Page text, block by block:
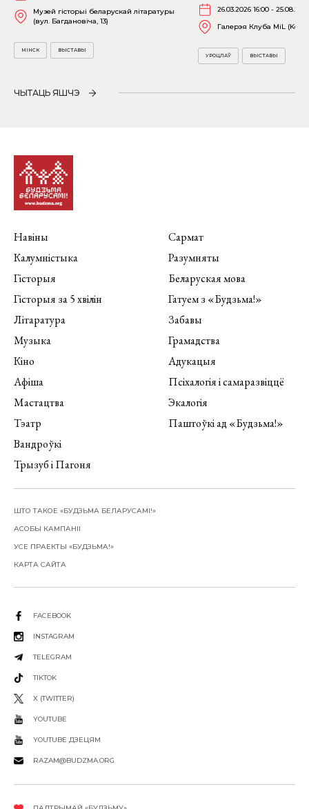
Музей гісторыі беларускай літаратуры
(вул. Багдановіча, 13)
МІНСК ВЫСТАВЫ
26.03.2026 16:00 -
Галерэя Клуба MiL
УРОЦЛАЎ ВЫСТАВЫ
ЧЫТАЦЬ ЯШЧЭ
Навіны
Калумністыка
Гісторыя
Гісторыя за 5 хвілін
Літаратура
Музыка
Кіно
Афіша
Мастацтва
Тэатр
Вандроўкі
Трызуб і Пагоня
Сармат
Разумняты
Беларуская мова
Гатуем з «Будзьма!»
Забавы
Грамадства
Адукацыя
Псіхалогія і самаразвіццё
Экалогія
Паштоўкі ад «Будзьма!»
ШТО ТАКОЕ «БУДЗЬМА БЕЛАРУСАМІ!»
АСОБЫ КАМПАНІІ
УСЕ ПРАЕКТЫ «БУДЗЬМА!»
КАРТА САЙТА
FACEBOOK
INSTAGRAM
TELEGRAM
TIKTOK
X (TWITTER)
YOUTUBE
YOUTUBE ДЗЕЦЯМ
RAZAM@BUDZMA.ORG